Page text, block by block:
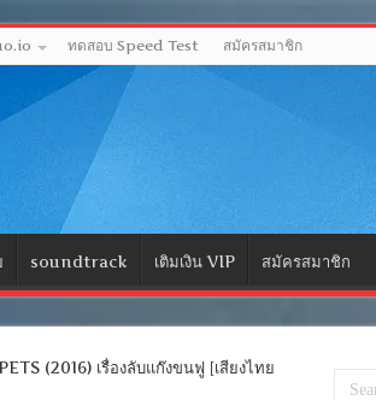
ทดสอบ Speed Test สมัครสมาชิก
soundtrack เติมเงิน VIP สมัครสมาชิก
(2016) เรื่องลับแก๊งขนฟู [เสียงไทย